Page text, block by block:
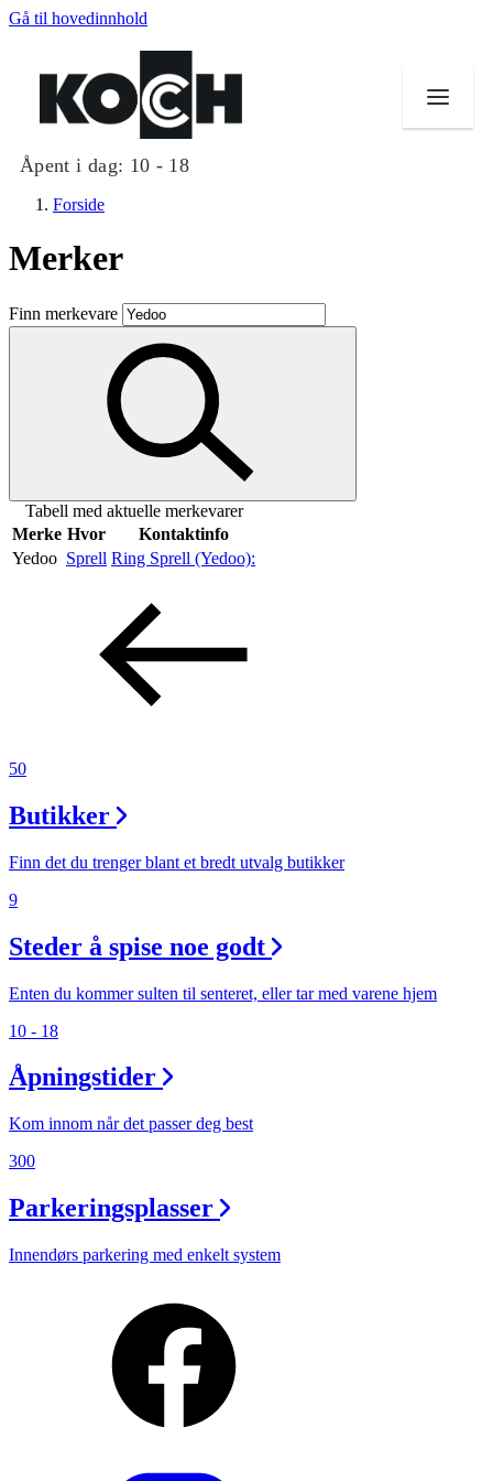
Gå til hovedinnhold
Åpent i dag: 10 - 18
Butikker
Mat og drikke
Aktiviteter
Merker
Inspirasjon
Praktisk informasjon
Kundeklubb
Forside
Merker
Finn merkevare
Tabell med aktuelle merkevarer
Merke Hvor
Kontaktinfo
Yedoo Sprell Ring Sprell (Yedoo):
50
Butikker
Finn det du trenger blant et bredt utvalg butikker
9
Steder å spise noe godt
Enten du kommer sulten til senteret, eller tar med varene hjem
10 - 18
Åpningstider
Kom innom når det passer deg best
300
Parkeringsplasser
Innendørs parkering med enkelt system